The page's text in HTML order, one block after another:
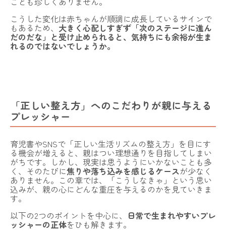
こうした変化は赤ちゃんが順調に成長しているサインで
もあるため、 大きく心配しすぎず「次のステージに進ん
だのだな」と受け止められると、気持ちにも余裕が生ま
れるのではないでしょうか。
「正しい整え方」へのこだわりが親に与える
プレッシャー
育児書やSNSで「正しい生活リズムの整え方」を目にす
る機会が増えると、親はつい理想通りを目指してしまい
がちです。しかし、現実は思うようにいかないことも多
く、そのたびに焦りや落ち込みを感じるケースが少なく
ありません。この章では、「こうしなきゃ」という思い
込みが、親の心にどんな重圧を与えるのかを見ていきま
す。
以下の2つのポイントを中心に、 日常で生まれやすいプレ
ッシャーの正体をひも解きます。